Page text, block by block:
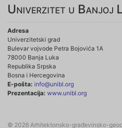
Univerzitet u Banjoj
Adresa
Univerzitetski grad
Bulevar vojvode Petra Bojovića 1A
78000 Banja Luka
Republika Srpska
Bosna i Hercegovina
E-pošta: info@unibl.org
Prezentacija: www.unibl.org
© 2026 Arhitektonsko-građevinsko-